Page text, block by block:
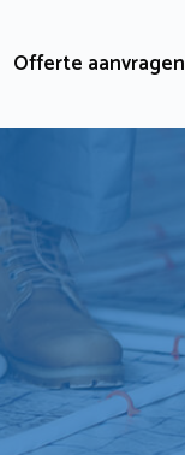
Offerte aanvragen